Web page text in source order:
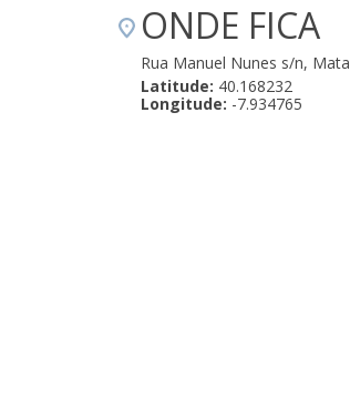
ONDE FICA
Rua Manuel Nunes s/n,
Latitude: 40.168232
Longitude: -7.934765